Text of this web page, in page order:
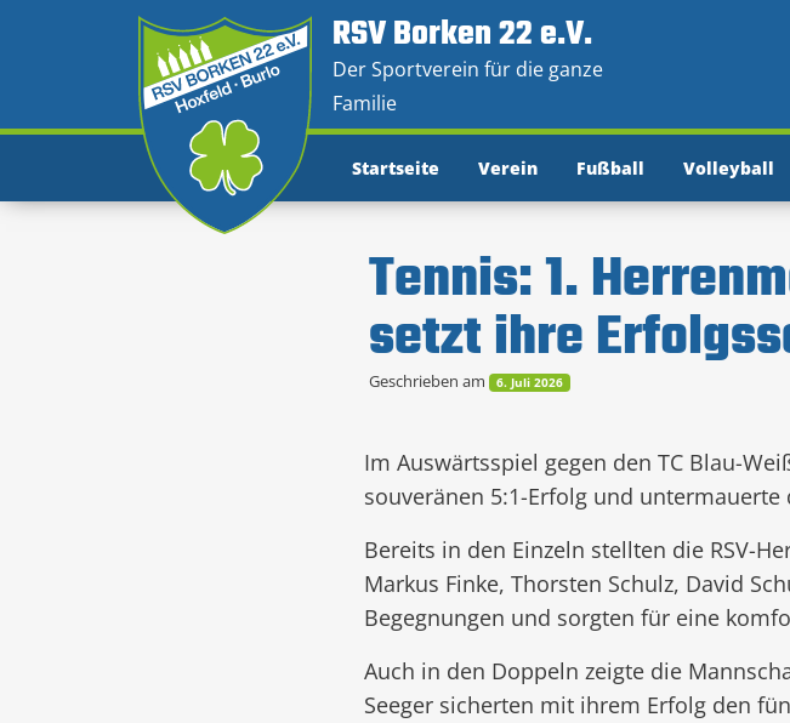
RSV Borken 22 e.V.
Der Sportverein für die ganze
Familie
Startseite Verein Fußball Volleyball
Tennis: 1.
setzt ihre
Geschrieben am 6. Juli 2026
Im Auswärtsspiel gegen den TC Blau-
souveränen 5:1-Erfolg und
Bereits in den Einzeln stellten die RSV-
Markus Finke, Thorsten Schulz, David
Begegnungen und sorgten für eine
Auch in den Doppeln zeigte die
Seeger sicherten mit ihrem Erfolg den